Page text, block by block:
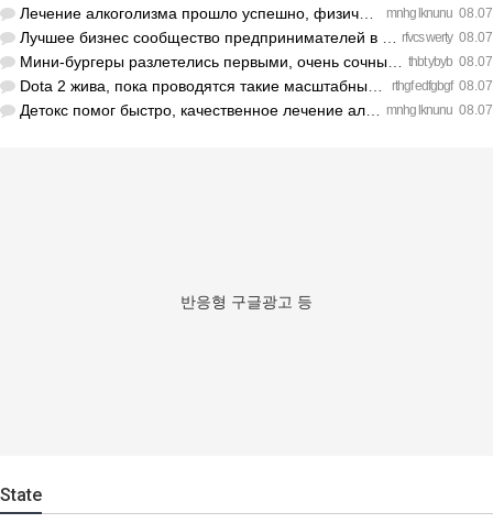
mnhg lknunu 08.07
Лечение алкоголизма прошло успешно, физической тяги больше н…
rfvcs werty 08.07
Лучшее бизнес сообщество предпринимателей в Санкт-Петербурге…
thbt ybyb 08.07
Мини-бургеры разлетелись первыми, очень сочные. https://inte…
rthgf edfgbgf 08.07
Dota 2 жива, пока проводятся такие масштабные турниры. https…
mnhg lknunu 08.07
Детокс помог быстро, качественное лечение алкоголизма Санкт-…
반응형 구글광고 등
State